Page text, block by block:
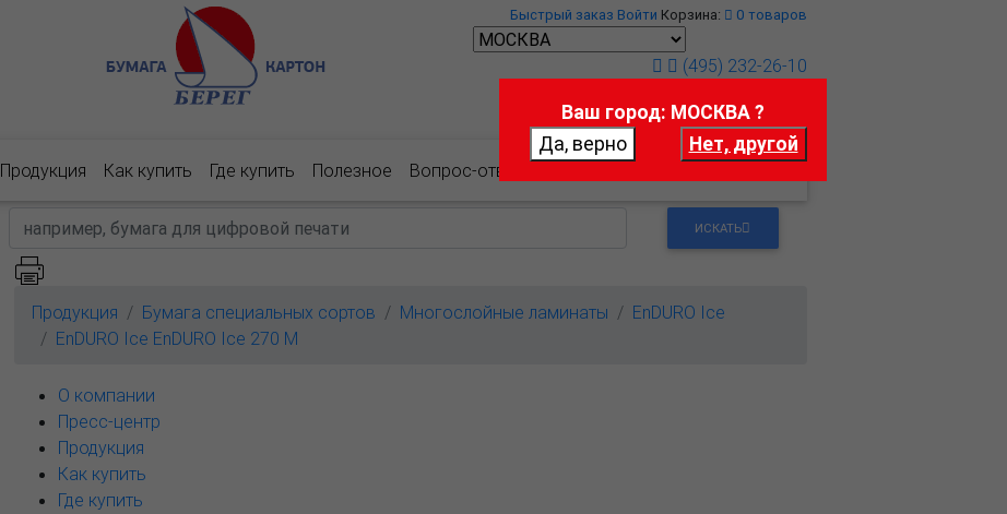
Быстрый заказ Войти Корзина: 0 товаров
(495) 232-26-10
Продукция Как купить Где купить Полезное Вопрос-ответ
ИСКАТЬ
Продукция Бумага специальных сортов Многослойные ламинаты
EnDURO Ice
EnDURO Ice EnDURO Ice 270 M
О компании
Пресс-центр
Продукция
Как купить
Где купить
Ваш город: МОСКВА ?